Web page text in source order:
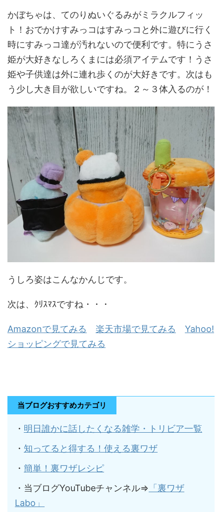
かぼちゃは、てのりぬいぐるみがミラクルフィッ
ト！おでかけすみっコはすみっコと外に遊びに行く
時にすみっコ達が汚れないので便利です。特にうさ
姫が大好きなしろくまには必須アイテムです！うさ
姫や子供達は外に連れ歩くのが大好きです。次はも
う少し大き目が欲しいですね。２～３体入るのが！
うしろ姿はこんなかんじです。
次は、ｸﾘｽﾏｽですね・・・
Amazonで見てみる 楽天市場で見てみる
Yahoo!
ショッピングで見てみる
当ブログおすすめカテゴリ
・ 明日誰かに話したくなる雑学・トリビア一覧
・ 知ってると得する！使える裏ワザ
・ 簡単！裏ワザレシピ
・当ブログYouTubeチャンネル⇒ 「裏ワザ
Labo」